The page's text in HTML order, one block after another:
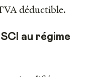
déductible.
au régime